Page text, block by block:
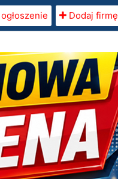
Dodaj firmę